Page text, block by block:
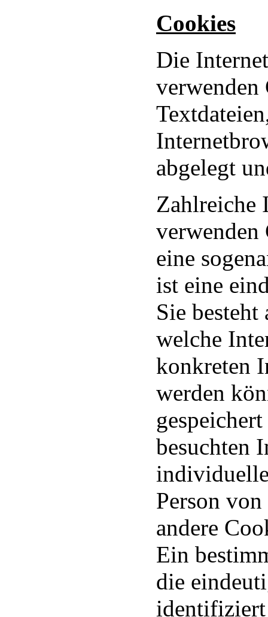
Cookies
Die
verwenden
abgelegt
Zahlreiche
verwenden
eine
ist eine
Sie
welche
konkreten
werden
besuchten
Person
andere
Ein
die